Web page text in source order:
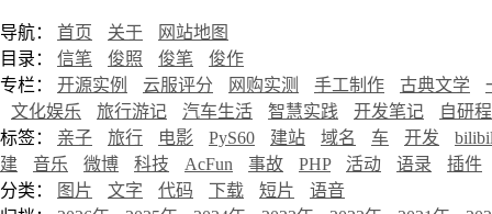
导航： 首页 关于
网站地图
目录： 信笔 俊照 俊笔
俊作
专栏： 开源实例 云服评分 网购实测 手工制作 古典文学
文化娱乐
旅行游记 汽车生活 智慧实践 开发笔记
自研
标签： 亲子 旅行 电影 PyS60 建站 域名 车 开发
建
音乐 微博 科技 AcFun 事故 PHP 活动 语录
插件
分类：
图片 文字 代码 下载 短片
语音